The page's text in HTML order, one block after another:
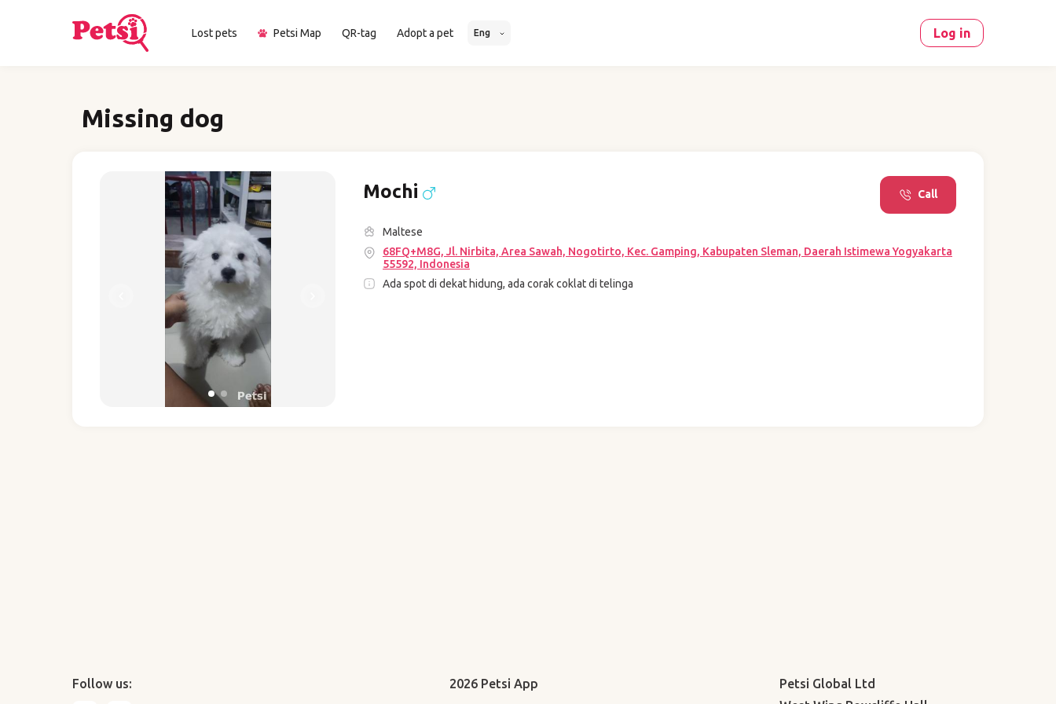
Lost pets Petsi Map QR-tag Adopt a pet Eng Log in
Missing dog
Mochi Call
Maltese
68FQ+M8G, Jl. Nirbita, Area Sawah, Nogotirto, Kec. Gamping, Kabupaten Sleman, Daerah Istimewa Yogyakarta
55592, Indonesia
Ada spot di dekat hidung, ada corak coklat di telinga
Follow us: 2026 Petsi App
Petsi Global Ltd